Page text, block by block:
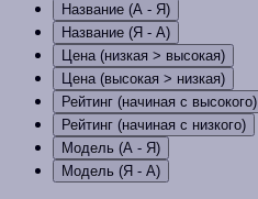
Название (А - Я)
Название (Я - А)
Цена (низкая > высокая)
Цена (высокая > низкая)
Рейтинг (начиная с высокого)
Рейтинг (начиная с низкого)
Модель (А - Я)
Модель (Я - А)